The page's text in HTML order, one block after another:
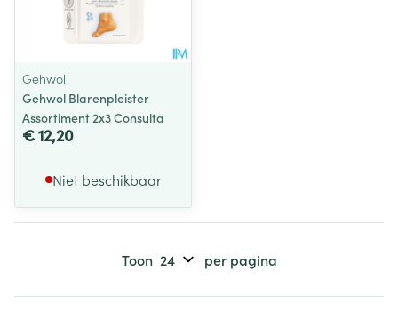
Gehwol
Gehwol Blarenpleister
Assortiment 2x3 Consulta
€ 12,20
Niet beschikbaar
Toon per pagina